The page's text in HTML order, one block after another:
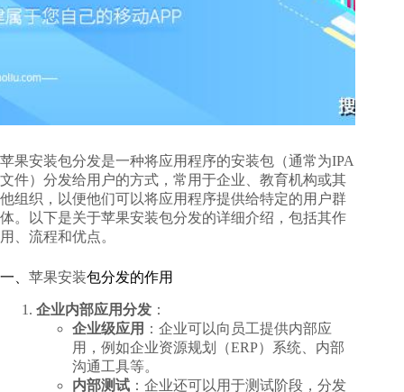
苹果安装包分发是一种将应用程序的安装包（通常为IPA
文件）分发给用户的方式，常用于企业、教育机构或其
他组织，以便他们可以将应用程序提供给特定的用户群
体。以下是关于苹果安装包分发的详细介绍，包括其作
用、流程和优点。
一、 苹果安装包分发的作用
企业内部应用分发 ：
企业级应用 ：企业可以向员工提供内部应
用，例如企业资源规划（ERP）系统、内部
沟通工具等。
内部测试 ：企业还可以用于测试阶段，分发